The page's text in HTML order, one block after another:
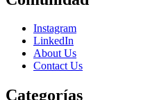
Instagram
LinkedIn
About Us
Contact Us
Categorías